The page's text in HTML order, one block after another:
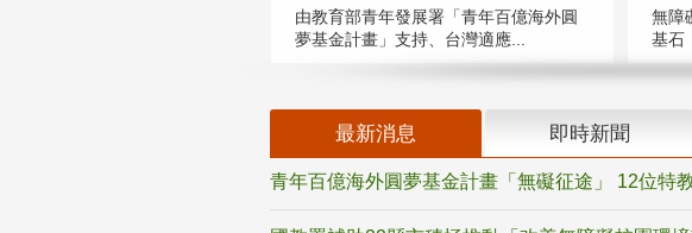
由教育部青年發展署「青年百億海外圓
夢基金計畫」支持、台灣適應...
無障
基石
最新消息 即時新聞
青年百億海外圓夢基金計畫「無礙征途」 12位特